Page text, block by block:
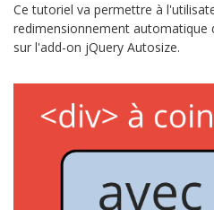
Ce tutoriel va permettre à
redimensionnement automatique
sur l'add-on jQuery Autosize.